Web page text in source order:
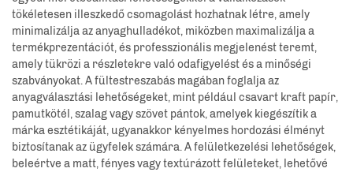
tökéletesen illeszkedő csomagolást hozhatnak létre, amely
minimalizálja az anyaghulladékot, miközben maximalizálja a
termékprezentációt, és professzionális megjelenést teremt,
amely tükrözi a részletekre való odafigyelést és a minőségi
szabványokat. A fültestreszabás magában foglalja az
anyagválasztási lehetőségeket, mint például csavart kraft papír,
pamutkötél, szalag vagy szövet pántok, amelyek kiegészítik a
márka esztétikáját, ugyanakkor kényelmes hordozási élményt
biztosítanak az ügyfelek számára. A felületkezelési lehetőségek,
beleértve a matt, fényes vagy textúrázott felületeket, lehetővé